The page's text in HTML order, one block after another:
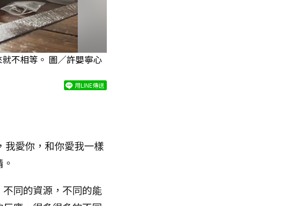
不相等。 圖／許嬰寧心
用LINE傳送
我愛你，和你愛我一樣
同的資源，不同的能